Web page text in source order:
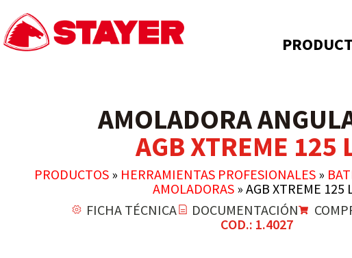
AMOLADORA
AGB XTREME 125
PRODUCTOS » HERRAMIENTAS PROFESIONALES »
AMOLADORAS » AGB XTREME 125
FICHA TÉCNICA
DOCUMENTACIÓN
COD.: 1.4027